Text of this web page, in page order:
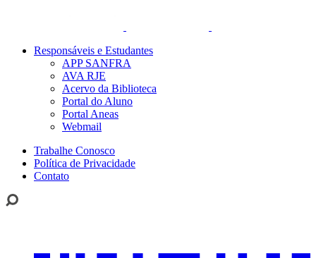
Responsáveis e Estudantes
APP SANFRA
AVA RJE
Acervo da Biblioteca
Portal do Aluno
Portal Aneas
Webmail
Trabalhe Conosco
Política de Privacidade
Contato